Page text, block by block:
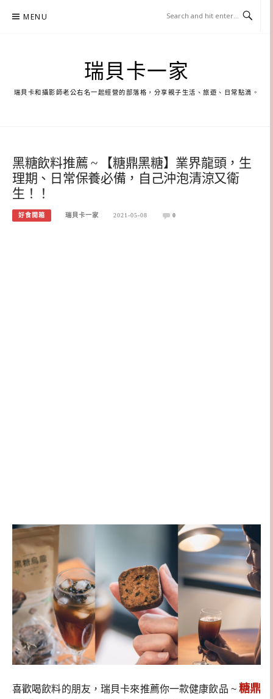
MENU
瑞貝卡一家
瑞貝卡和攝影師老公右名一起經營的部落格，分享親子生活、旅遊、日常點滴。
黑糖飲料推薦 ~ 【糖鼎黑糖】業界龍頭，生
理期、日常保養必備，自己沖泡清涼又衛
生！！
好食開箱 瑞貝卡一家 2021-05-08 0
喜歡喝飲料的朋友，瑞貝卡來推薦你一款健康飲品 ~ 糖鼎